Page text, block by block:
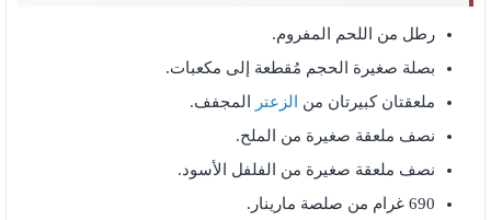
رطل من اللحم المفروم.
بصلة صغيرة الحجم مُقطعة إلى مكعبات.
ملعقتان كبيرتان من
الزعتر
المجفف.
نصف ملعقة صغيرة من الملح.
نصف ملعقة صغيرة من الفلفل الأسود.
690 غرام من صلصة مارينار.